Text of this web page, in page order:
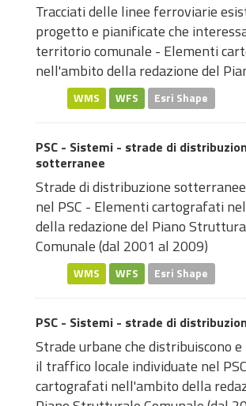
Tracciati delle linee ferroviarie
progetto e pianificate che
territorio comunale - Elementi
nell'ambito della redazione del
WMS WFS Esri Shape
PSC - Sistemi - strade di
sotterranee
Strade di distribuzione
nel PSC - Elementi cartografati
della redazione del Piano
Comunale (dal 2001 al 2009)
WMS WFS Esri Shape
PSC - Sistemi - strade di
Strade urbane che distribuiscono e
il traffico locale individuate nel
cartografati nell'ambito della